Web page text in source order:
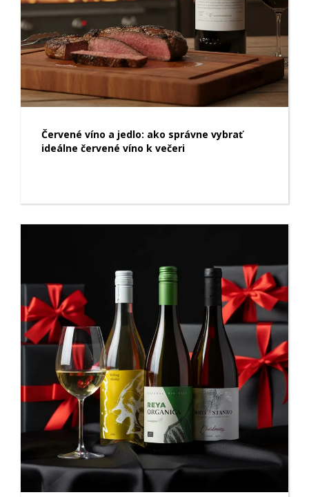
Červené víno a jedlo: ako správne vybrať
ideálne červené víno k večeri